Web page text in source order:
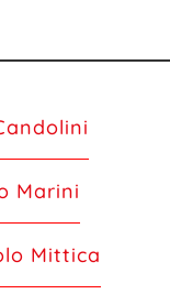
Marini
Mittica